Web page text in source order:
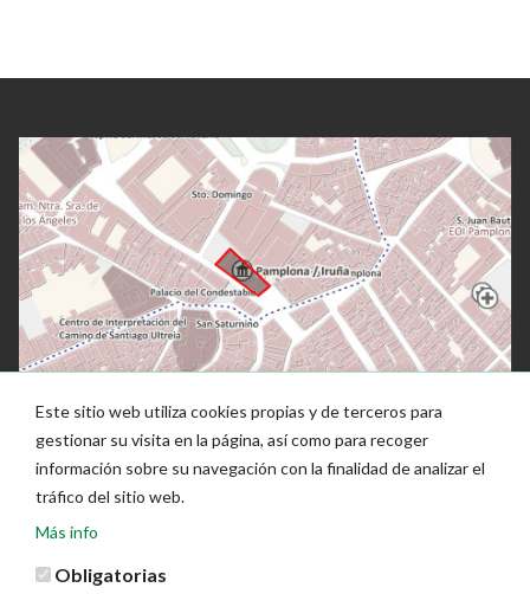
Este sitio web utiliza cookies propias y de terceros para
gestionar su visita en la página, así como para recoger
información sobre su navegación con la finalidad de analizar el
tráfico del sitio web.
Más info
Obligatorias